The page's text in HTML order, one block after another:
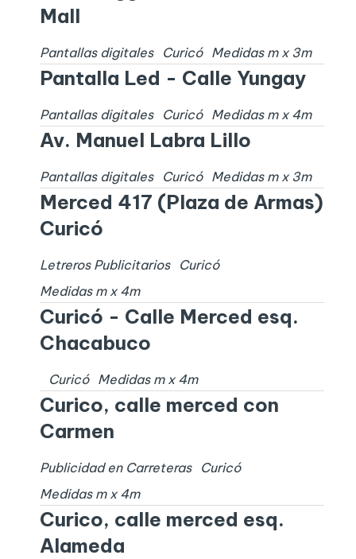
Mall
Pantallas digitales Curicó Medidas m x 3m
Pantalla Led - Calle Yungay
Pantallas digitales Curicó Medidas m x 4m
Av. Manuel Labra Lillo
Pantallas digitales Curicó Medidas m x 3m
Merced 417 (Plaza de Armas)
Curicó
Letreros Publicitarios
Curicó
Medidas m x 4m
Curicó - Calle Merced esq.
Chacabuco
Curicó Medidas m x 4m
Curico, calle merced con
Carmen
Publicidad en Carreteras
Curicó
Medidas m x 4m
Curico, calle merced esq.
Alameda